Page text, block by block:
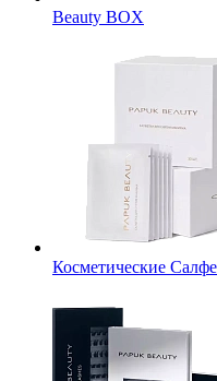
Beauty BOX
Косметические